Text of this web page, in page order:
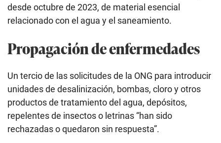
desde octubre de 2023, de material esencial
relacionado con el agua y el saneamiento.
Propagación de enfermedades
Un tercio de las solicitudes de la ONG para introducir
unidades de desalinización, bombas, cloro y otros
productos de tratamiento del agua, depósitos,
repelentes de insectos o letrinas “han sido
rechazadas o quedaron sin respuesta”.